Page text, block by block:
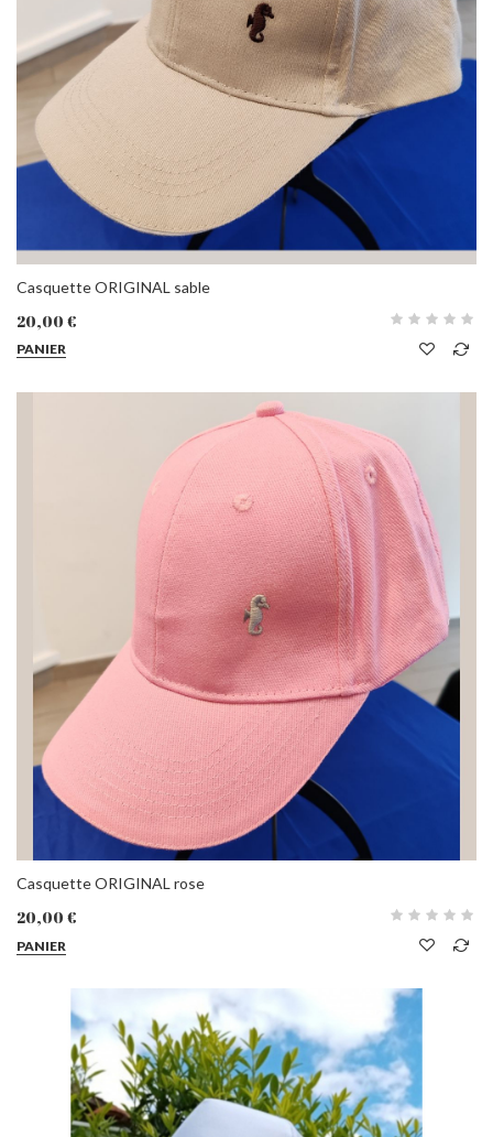
Casquette ORIGINAL sable
20,00 €
PANIER
Casquette ORIGINAL rose
20,00 €
PANIER